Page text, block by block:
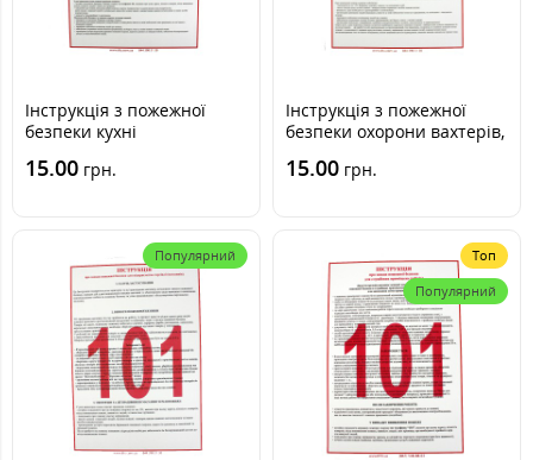
Інструкція з пожежної
безпеки кухні
15.00 грн.
Інструкція з пожежної
безпеки охорони вахтерів,
15.00 грн.
Популярний
Топ
Популярний